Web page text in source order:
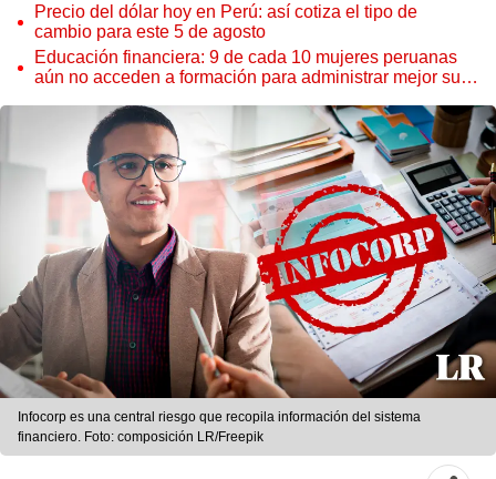
Precio del dólar hoy en Perú: así cotiza el tipo de
cambio para este 5 de agosto
Educación financiera: 9 de cada 10 mujeres peruanas
aún no acceden a formación para administrar mejor su
Infocorp es una central riesgo que recopila información del sistema
financiero. Foto: composición LR/Freepik